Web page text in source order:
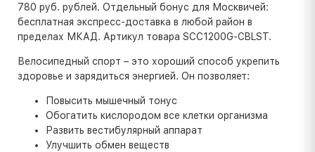
780 руб. рублей. Отдельный бонус для Москвичей:
бесплатная экспресс-доставка в любой район в
пределах МКАД. Артикул товара SCC1200G-CBLST.
Велосипедный спорт – это хороший способ укрепить
здоровье и зарядиться энергией. Он позволяет:
Повысить мышечный тонус
Обогатить кислородом все клетки организма
Развить вестибулярный аппарат
Улучшить обмен веществ